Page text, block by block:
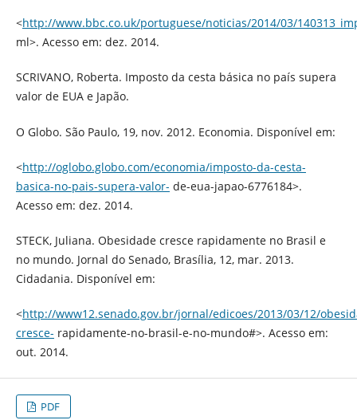
<http://www.bbc.co.uk/portuguese/noticias/2014/03/
ml>. Acesso em: dez. 2014.
SCRIVANO, Roberta. Imposto da cesta básica no país supera
valor de EUA e Japão.
O Globo. São Paulo, 19, nov. 2012. Economia. Disponível em:
<http://oglobo.globo.com/economia/imposto-da-cesta-
basica-no-pais-supera-valor- de-eua-japao-6776184>.
Acesso em: dez. 2014.
STECK, Juliana. Obesidade cresce rapidamente no Brasil e
no mundo. Jornal do Senado, Brasília, 12, mar. 2013.
Cidadania. Disponível em:
<http://www12.senado.gov.br/jornal/edicoes/2013/03/12/
cresce- rapidamente-no-brasil-e-no-mundo#>. Acesso em:
out. 2014.
PDF